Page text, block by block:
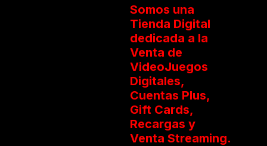
Somos una
Tienda Digital
dedicada a la
Venta de
VideoJuegos
Digitales,
Cuentas Plus,
Gift Cards,
Recargas y
Venta Streaming.